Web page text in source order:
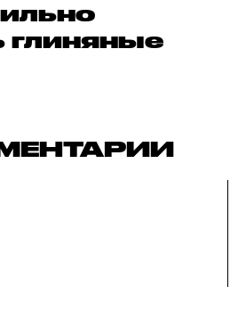
глиняные